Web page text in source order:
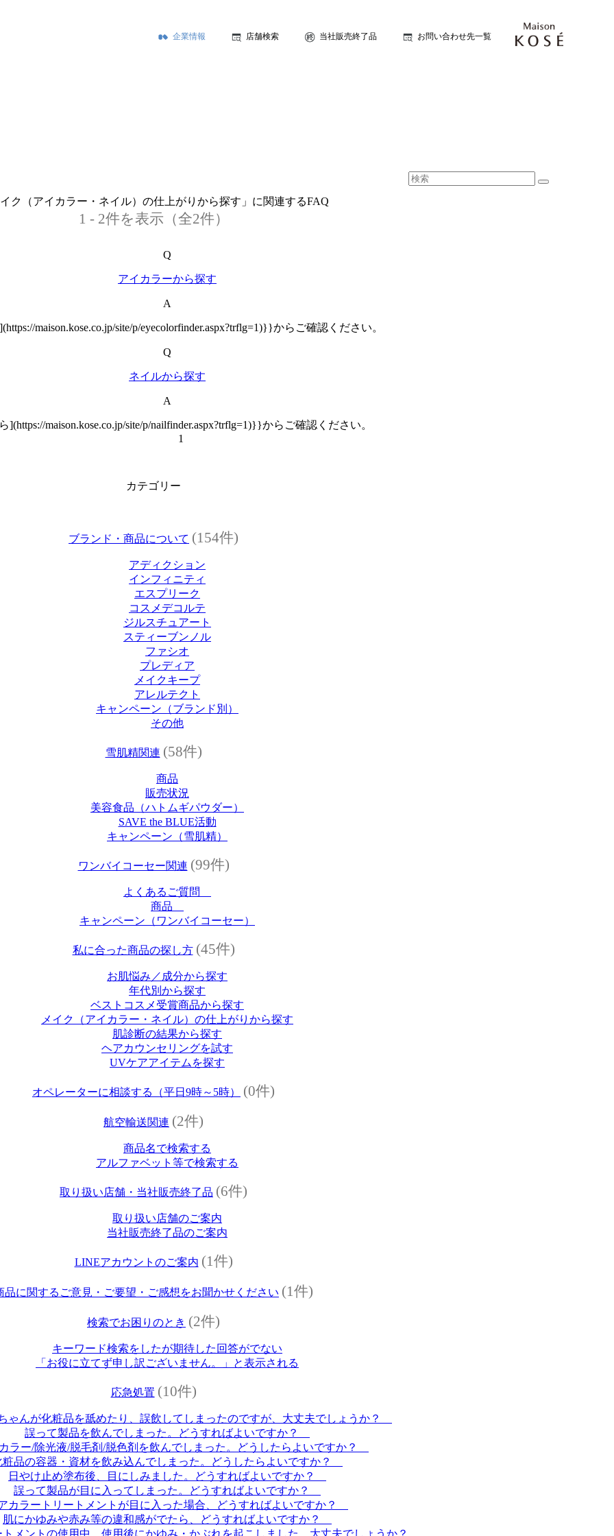
企業情報 店舗検索 当社販売終了品 お問い合わせ先一覧
イク（アイカラー・ネイル）の仕上がりから探す」に関連するFAQ
1 - 2件を表示（全2件）
Q
アイカラーから探す
A
maison.kose.co.jp/site/p/eyecolorfinder.aspx?trflg=1)}}からご確認ください。
Q
ネイルから探す
A
](https://maison.kose.co.jp/site/p/nailfinder.aspx?trflg=1)}}からご確認ください。
1
カテゴリー
ブランド・商品について (154件)
アディクション
インフィニティ
エスプリーク
コスメデコルテ
ジルスチュアート
スティーブンノル
ファシオ
プレディア
メイクキープ
アレルテクト
キャンペーン（ブランド別）
その他
雪肌精関連 (58件)
商品
販売状況
美容食品（ハトムギパウダー）
SAVE the BLUE活動
キャンペーン（雪肌精）
ワンバイコーセー関連 (99件)
よくあるご質問
商品
キャンペーン（ワンバイコーセー）
私に合った商品の探し方 (45件)
お肌悩み／成分から探す
年代別から探す
ベストコスメ受賞商品から探す
メイク（アイカラー・ネイル）の仕上がりから探す
肌診断の結果から探す
ヘアカウンセリングを試す
UVケアアイテムを探す
オペレーターに相談する（平日9時～5時） (0件)
航空輸送関連 (2件)
商品名で検索する
アルファベット等で検索する
取り扱い店舗・当社販売終了品 (6件)
取り扱い店舗のご案内
当社販売終了品のご案内
LINEアカウントのご案内 (1件)
品に関するご意見・ご要望・ご感想をお聞かせください (1件)
検索でお困りのとき (2件)
キーワード検索をしたが期待した回答がでない
「お役に立てず申し訳ございません。」と表示される
応急処置 (10件)
ゃんが化粧品を舐めたり、誤飲してしまったのですが、大丈夫でしょうか？
誤って製品を飲んでしまった。どうすればよいですか？
ラー/除光液/脱毛剤/脱色剤を飲んでしまった。どうしたらよいですか？
粧品の容器・資材を飲み込んでしまった。どうしたらよいですか？
日やけ止め塗布後、目にしみました。どうすればよいですか？
誤って製品が目に入ってしまった。どうすればよいですか？
カラートリートメントが目に入った場合、どうすればよいですか？
肌にかゆみや赤み等の違和感がでたら、どうすればよいですか？
メントの使用中、使用後にかゆみ・かぶれを起こしました。大丈夫でしょうか？